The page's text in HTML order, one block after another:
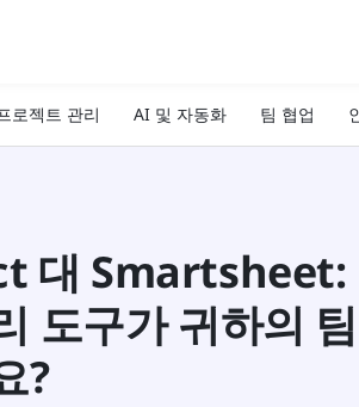
로젝트 관리 AI 및 자동화 팀 협업
대 Smartsheet:
도구가 귀하의 팀
?